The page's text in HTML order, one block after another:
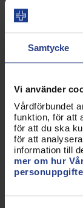
Samtycke
Vi använder
Vårdförbundet
funktion, för att
för att du ska
för att
information till
mer om hur